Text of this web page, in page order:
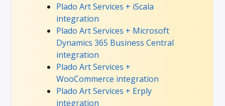
Plado Art Services + iScala
integration
Plado Art Services + Microsoft
Dynamics 365 Business Central
integration
Plado Art Services +
WooCommerce integration
Plado Art Services + Erply
integration